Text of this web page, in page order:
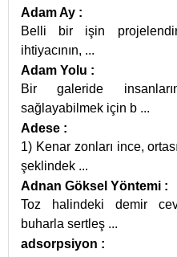
Adam Ay :
Belli bir işin
ihtiyacının, ...
Adam Yolu :
Bir galeride
sağlayabilmek için b ...
Adese :
1) Kenar zonları ince,
şeklindek ...
Adnan Göksel Yöntemi :
Toz halindeki demir
buharla sertleş ...
adsorpsiyon :